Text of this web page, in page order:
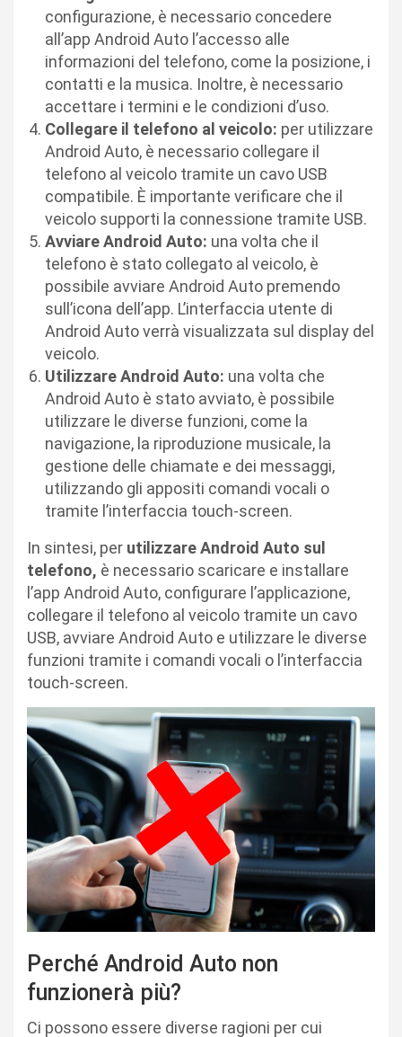
configurazione, è necessario concedere
all’app Android Auto l’accesso alle
informazioni del telefono, come la posizione, i
contatti e la musica. Inoltre, è necessario
accettare i termini e le condizioni d’uso.
Collegare il telefono al veicolo: per utilizzare
Android Auto, è necessario collegare il
telefono al veicolo tramite un cavo USB
compatibile. È importante verificare che il
veicolo supporti la connessione tramite USB.
Avviare Android Auto: una volta che il
telefono è stato collegato al veicolo, è
possibile avviare Android Auto premendo
sull’icona dell’app. L’interfaccia utente di
Android Auto verrà visualizzata sul display del
veicolo.
Utilizzare Android Auto: una volta che
Android Auto è stato avviato, è possibile
utilizzare le diverse funzioni, come la
navigazione, la riproduzione musicale, la
gestione delle chiamate e dei messaggi,
utilizzando gli appositi comandi vocali o
tramite l’interfaccia touch-screen.
In sintesi, per utilizzare Android Auto sul
telefono, è necessario scaricare e installare
l’app Android Auto, configurare l’applicazione,
collegare il telefono al veicolo tramite un cavo
USB, avviare Android Auto e utilizzare le diverse
funzioni tramite i comandi vocali o l’interfaccia
touch-screen.
Perché Android Auto non
funzionerà più?
Ci possono essere diverse ragioni per cui